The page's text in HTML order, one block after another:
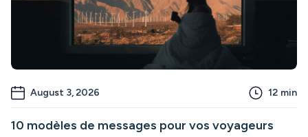
August 3, 2026 12 min
10 modèles de messages pour vos voyageurs